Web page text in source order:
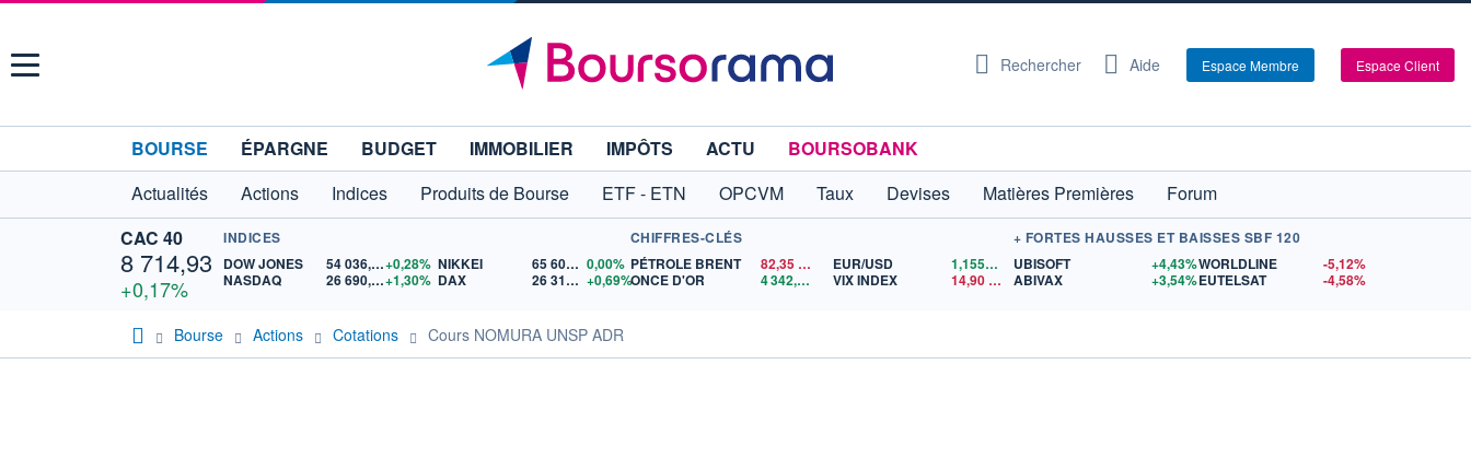
Menu Rechercher Aide Espace Membre Espace Client
BOURSE ÉPARGNE BUDGET IMMOBILIER IMPÔTS ACTU
BOURSOBANK
Actualités
Actions Indices Produits de Bourse ETF - ETN OPCVM Taux Devises Matières Premières
Forum
CAC 40
8 714,93
+0,17%
INDICES
DOW JONES
54 036,93+0,28%
NASDAQ
26 690,62+1,30%
NIKKEI 65 606,71 0,00%
DAX
26 319,45 +0,69%
CHIFFRES-CLÉS
PÉTROLE BRENT
82,35$US
ONCE D'OR
4 342,26 $US
EUR/USD 1,1559$US
VIX INDEX
14,90
+ FORTES HAUSSES ET BAISSES SBF 120
UBISOFT
+4,43%
ABIVAX
+3,54%
WORLDLINE
-5,12%
EUTELSAT
-4,58%
Bourse Actions Cotations Cours NOMURA UNSP ADR